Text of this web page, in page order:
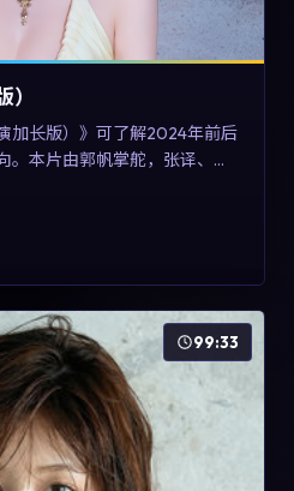
加长版）》可了解2024年前后
。本片由郭帆掌舵，张译、王
乐与声音设计强化情绪张
，适合作为片单补充与类型对
99:33